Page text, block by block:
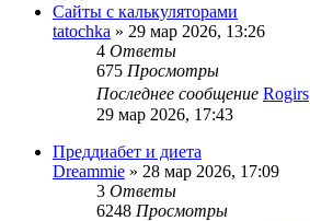
Сайты с калькуляторами
tatochka » 29 мар 2026, 13:26
4 Ответы
675 Просмотры
Последнее сообщение Rogirs
29 мар 2026, 17:43
Преддиабет и диета
Dreammie » 28 мар 2026, 17:09
3 Ответы
6248 Просмотры